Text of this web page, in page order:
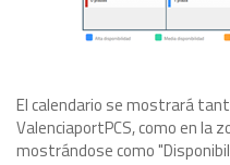
El calendario se mostrará
ValenciaportPCS, como en la
mostrándose como